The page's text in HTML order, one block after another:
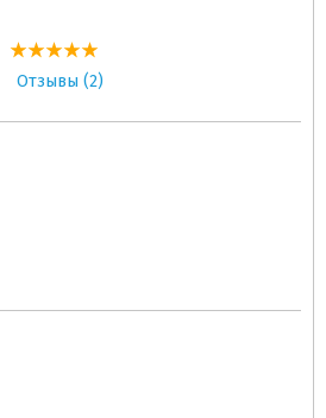
Отзывы (2)